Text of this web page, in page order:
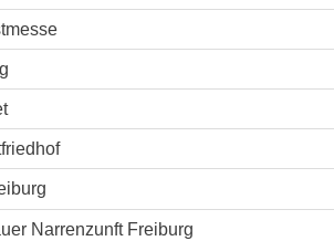
Narrenzunft Freiburg